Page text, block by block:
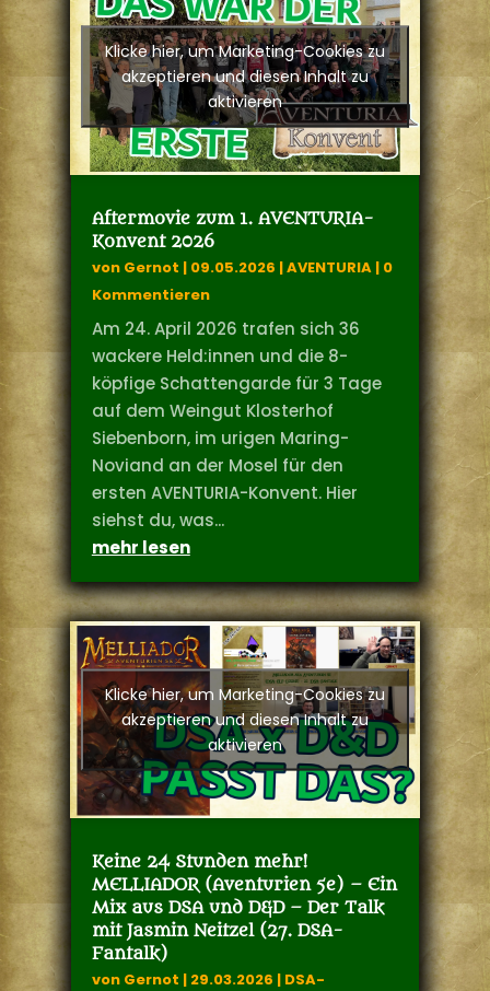
Klicke hier, um Marketing-Cookies zu
akzeptieren und diesen Inhalt zu
aktivieren
Aftermovie zum 1. AVENTURIA-
Konvent 2026
von Gernot | 09.05.2026 |AVENTURIA| 0
Kommentieren
Am 24. April 2026 trafen sich 36
wackere Held:innen und die 8-
köpfige Schattengarde für 3 Tage
auf dem Weingut Klosterhof
Siebenborn, im urigen Maring-
Noviand an der Mosel für den
ersten AVENTURIA-Konvent. Hier
siehst du, was...
mehr lesen
Klicke hier, um Marketing-Cookies zu
akzeptieren und diesen Inhalt zu
aktivieren
Keine 24 Stunden mehr!
MELLIADOR (Aventurien 5e) – Ein
Mix aus DSA und D&D – Der Talk
mit Jasmin Neitzel (27. DSA-
Fantalk)
von Gernot | 29.03.2026 | DSA-